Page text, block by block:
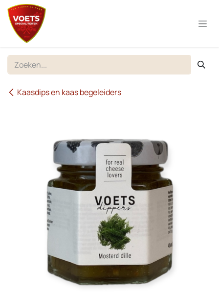
Overslaan naar inhoud
Kaasdips en kaas begeleiders